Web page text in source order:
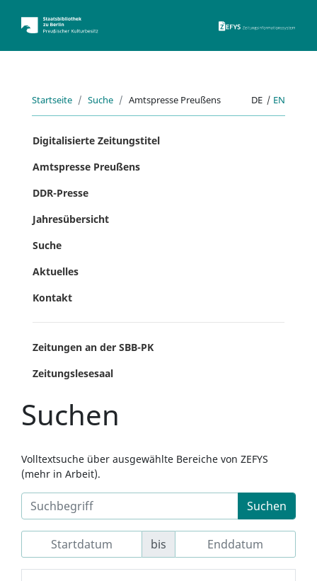
Startseite Suche Amtspresse Preußens DE | EN
Digitalisierte Zeitungstitel
Amtspresse Preußens
DDR-Presse
Jahresübersicht
Suche
Aktuelles
Kontakt
Zeitungen an der SBB-PK
Zeitungslesesaal
Suchen
Volltextsuche über ausgewählte Bereiche von ZEFYS
(mehr in Arbeit).
Suchen
bis